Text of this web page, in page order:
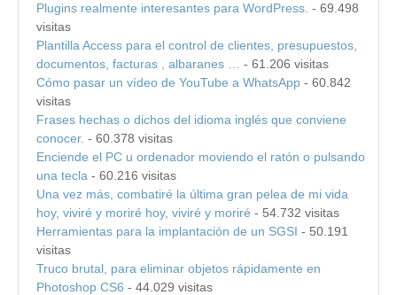
Plugins realmente interesantes para WordPress. - 69.498
visitas
Plantilla Access para el control de clientes, presupuestos,
documentos, facturas , albaranes …
- 61.206 visitas
Cómo pasar un vídeo de YouTube a WhatsApp - 60.842
visitas
Frases hechas o dichos del idioma inglés que conviene
conocer. - 60.378 visitas
Enciende el PC u ordenador moviendo el ratón o pulsando
una tecla - 60.216 visitas
Una vez más, combatiré la última gran pelea de mi vida
hoy, viviré y moriré hoy, viviré y moriré - 54.732 visitas
Herramientas para la implantación de un SGSI - 50.191
visitas
Truco brutal, para eliminar objetos rápidamente en
Photoshop CS6 - 44.029 visitas